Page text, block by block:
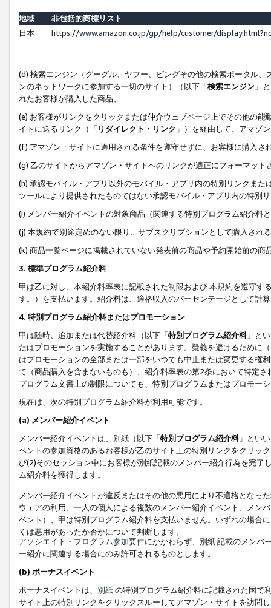
地域
非包括的商標リスト
日本
https://www.amazon.co.jp/gp/help/customer/
(d) 検索エンジン（グーグル、ヤフー、ビングその他の検索ポータル
ンのネットワークに参加する一切のサイト）（以下「検索エンジン 」
れたお客様が購入した商品、
(e) お客様がリンクをクリックまたは仲介ウェブページ上でその他の
イトに送るリンク（「 リダイレクト・リンク 」）を経由して、アマゾ
(f) アマゾン・サイトに適用される条件を遵守せずに、お客様に購入さ
(g) 乙のサイトからアマゾン・サイトへのリンクが適正にフォーマッ
(h) 承認モバイル・アプリ以外のモバイル・アプリ内の特別リンクま
ツールにより提供されたものではない承認モバイル・アプリ内の特別
(i) メンバー紹介イベントの対象商品（関連する特別プログラム紹介料
(j) 本規約で別途定めのない限り、サブスクリプションとして購入され
(k) 商品一覧ページに掲載されていない発表前の商品や予約開始前の商
3. 標準プログラム紹介料
甲は乙に対し、本紹介料率表に記載された制限および本規約を遵守す
す。）を支払います。紹介料は、適格収入のパーセンテージとして計
4. 特別プログラム紹介料またはプロモーション
甲は随時、追加または代替紹介料（以下「特別プログラム紹介料」と
たはプロモーションを実施することがあります。疑義を避けるために
はプロモーションの全部または一部をいつでも中止または変更する権
て（商品購入を含まないものも）、紹介料率表の第2条において特定
プログラム文書上の制限についても、特別プログラムまたはプロモー
現在は、次の特別プログラム紹介料が利用可能です。
(a) メンバー紹介イベント
メンバー紹介イベントは、 別紙 （以下「特別プログラム紹介料」とい
ベントの参加資格のあるお客様が乙のサイト上の特別リンクをクリッ
び(2)そのセッション中にお客様が別紙記載のメンバー紹介行為を完了
ム紹介料を獲得します。
メンバー紹介イベントが違反またはその他の悪用により不適格となっ
ウェアの利用、一人の個人による複数のメンバー紹介イベント、メン
ベント）、甲は特別プログラム紹介料を支払いません。いずれの場合
くは悪用があったか否かについて判断します。
アソシエイト・プログラム参加要件にかかわらず、 別紙記載のメンバ
ー紹介に関連する場合にのみ許可されるものとします。
(b) ボーナスイベント
ボーナスイベントは、 別紙の特別プログラム紹介料に記載された国で
サイト上の特別リンクをクリックスルーしてアマゾン・サイトを訪問